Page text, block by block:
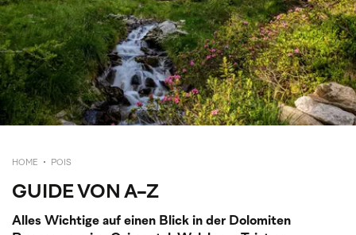
HOME POIS
GUIDE VON A-Z
Alles Wichtige auf einen Blick in der Dolomiten